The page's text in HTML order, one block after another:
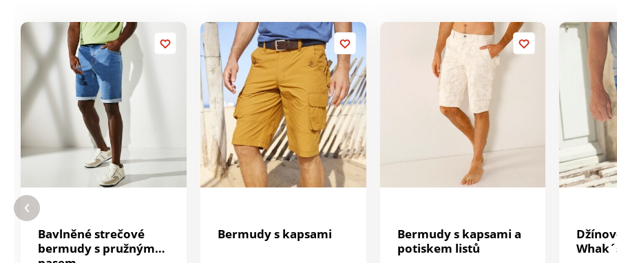
Bavlněné strečové
bermudy s pružným
Bermudy s kapsami
Bermudy s kapsami a
potiskem listů